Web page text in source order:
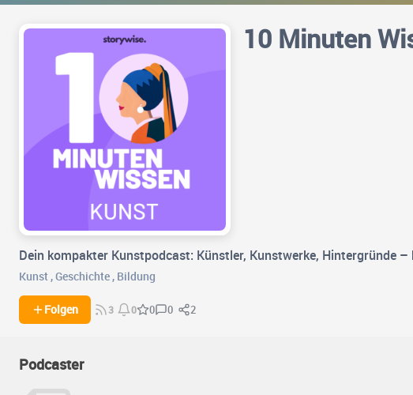
10 Minuten
Dein kompakter Kunstpodcast: Künstler, Kunstwerke, Hintergründe
Kunst ,Geschichte , Bildung
Folgen 3 0 0 0 2
Podcaster